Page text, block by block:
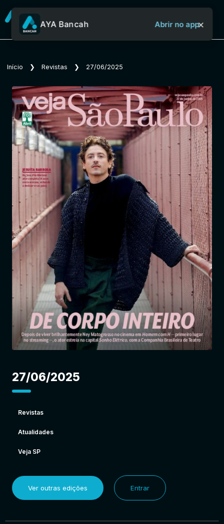
Sobre o Aya Bancah
Início
Revistas
Jornais
Notícias
Entrar
AYA Bancah Abrir no app×
Início ❯ Revistas ❯ 27/06/2025
27/06/2025
Revistas
Atualidades
Veja SP
Ver outras edições Entrar